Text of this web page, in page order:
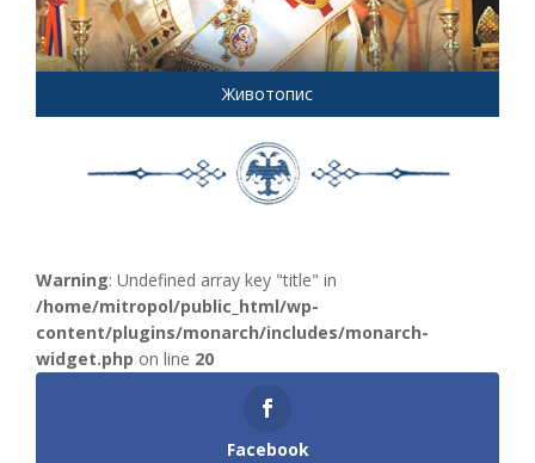
Животопис
Warning: Undefined array key "title" in
/home/mitropol/public_html/wp-
content/plugins/monarch/includes/monarch-
widget.php on line 20
Facebook